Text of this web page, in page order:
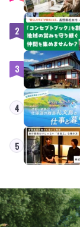
2
3
4
5